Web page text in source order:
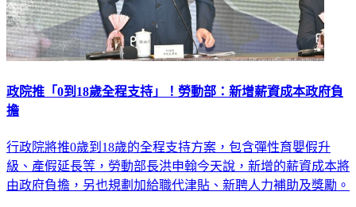
政院推「0到18歲全程支持」！勞動部：新增薪資成本政府負
擔
行政院將推0歲到18歲的全程支持方案，包含彈性育嬰假升
級、產假延長等，勞動部長洪申翰今天說，新增的薪資成本將
由政府負擔，另也規劃加給職代津貼、新聘人力補助及獎勵。